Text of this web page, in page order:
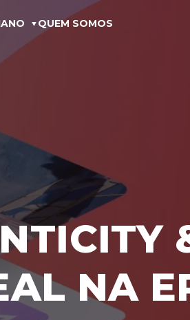
QUEM SOMOS
NA